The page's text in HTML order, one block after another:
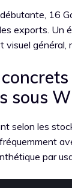
16
exports. Un
général,
sous
selon les
par